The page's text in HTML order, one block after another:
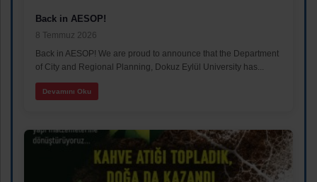
Back in AESOP!
8 Temmuz 2026
Back in AESOP! We are proud to announce that the Department
of City and Regional Planning, Dokuz Eylül University has...
Devamını Oku